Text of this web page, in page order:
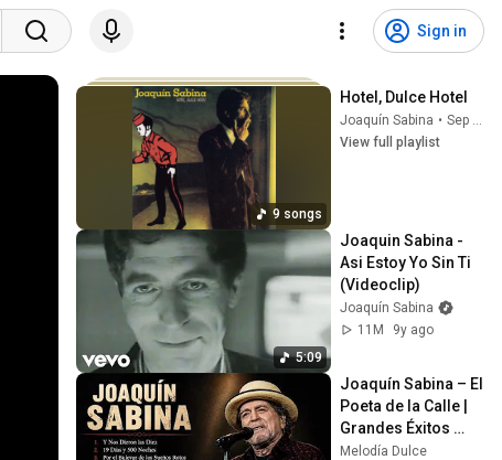
Sign in
9 songs
Hotel, Dulce Hotel
Joaquín Sabina •
Sep 20, 2025
View full playlist
5:09
Joaquin Sabina -
Asi Estoy Yo Sin Ti
(Videoclip)
Joaquín Sabina
11M
9y ago
Joaquín Sabina – El
Poeta de la Calle |
Grandes Éxitos
Inolvidables 💛
Melodía Dulce